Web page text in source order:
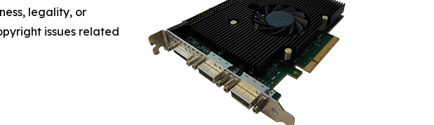
legality, or
issues related